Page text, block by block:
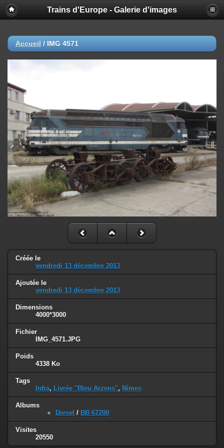
Trains d'Europe - Galerie d'images
Accueil / IMG 4571
Créée le
vendredi 13 décembre 2013
Ajoutée le
vendredi 13 décembre 2013
Dimensions
4000*3000
Fichier
IMG_4571.JPG
Poids
4338 Ko
Tags
Infra, Livrée "Bleu Arzens", Nîmes
Albums
Diesel / BB 67200
Visites
20550